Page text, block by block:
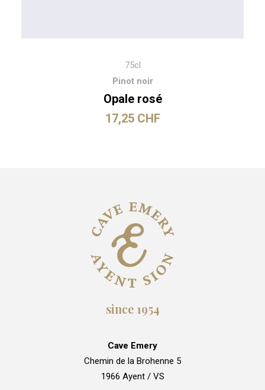
75cl
Pinot noir
Opale rosé
17,25 CHF
since 1954
Cave Emery
Chemin de la Brohenne 5
1966 Ayent / VS